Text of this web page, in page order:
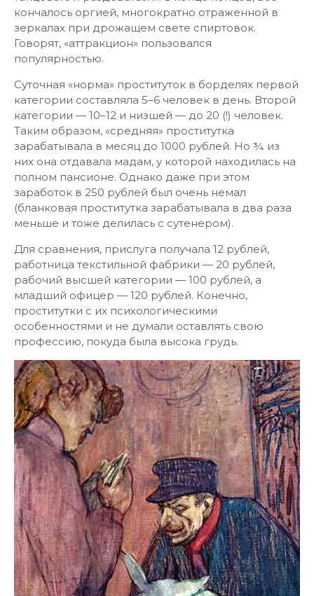
кончалось оргией, многократно отраженной в
зеркалах при дрожащем свете спиртовок.
Говорят, «аттракцион» пользовался
популярностью.
Суточная «норма» проституток в борделях первой
категории составляла 5–6 человек в день. Второй
категории — 10–12 и низшей — до 20 (!) человек.
Таким образом, «средняя» проститутка
зарабатывала в месяц до 1000 рублей. Но ¾ из
них она отдавала мадам, у которой находилась на
полном пансионе. Однако даже при этом
заработок в 250 рублей был очень немал
(бланковая проститутка зарабатывала в два раза
меньше и тоже делилась с сутенером).
Для сравнения, прислуга получала 12 рублей,
работница текстильной фабрики — 20 рублей,
рабочий высшей категории — 100 рублей, а
младший офицер — 120 рублей. Конечно,
проститутки с их психологическими
особенностями и не думали оставлять свою
профессию, покуда была высока грудь.